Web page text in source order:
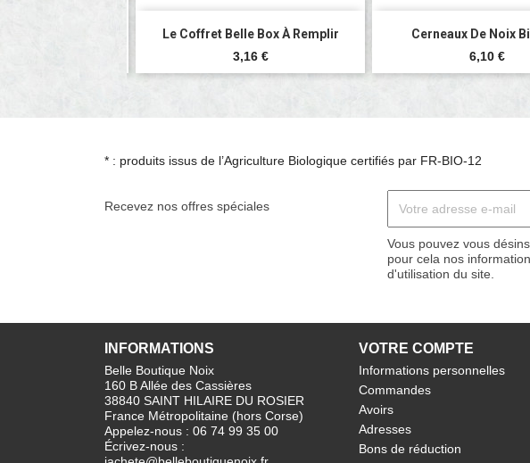
Le Coffret Belle Box À Remplir
Prix
3,16 €
Aperçu rapide
Cerneaux De Noix
Prix
6,10 €
Aperçu
* : produits issus de l’Agriculture Biologique certifiés par FR-BIO-12
Recevez nos offres spéciales
Vous pouvez vous
pour cela nos
d'utilisation du site.
INFORMATIONS
Belle Boutique Noix
160 B Allée des Cassières
38840 SAINT HILAIRE DU ROSIER
France Métropolitaine (hors Corse)
Appelez-nous : 06 74 99 35 00
Écrivez-nous :
VOTRE COMPTE
Informations personnelles
Commandes
Avoirs
Adresses
Bons de réduction